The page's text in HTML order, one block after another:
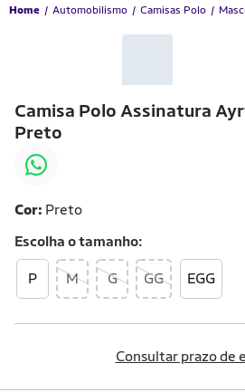
Home Automobilismo Camisas Polo
Camisa Polo Assinatura
Preto
Cor: Preto
Escolha otamanho
P M G GG EGG
Consultar prazo de